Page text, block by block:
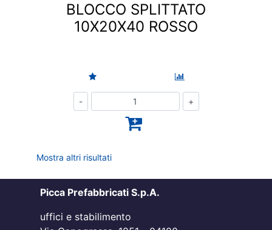
BLOCCO SPLITTATO
10X20X40 ROSSO
Mostra altri risultati
Picca Prefabbricati S.p.A.
uffici e stabilimento